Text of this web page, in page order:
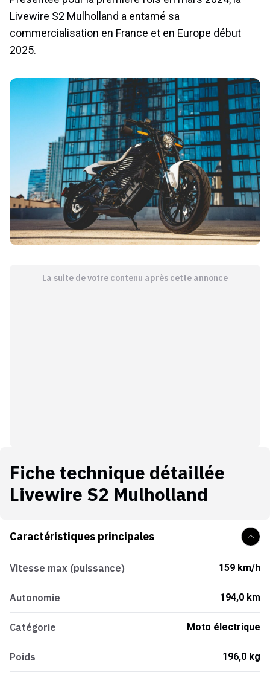
Livewire S2 Mulholland a entamé sa
commercialisation en France et en Europe début
2025.
La suite de votre contenu après cette annonce
Fiche technique détaillée
Livewire S2 Mulholland
Caractéristiques principales
Vitesse max (puissance) 159 km/h
Autonomie 194,0 km
Catégorie Moto électrique
Poids 196,0 kg